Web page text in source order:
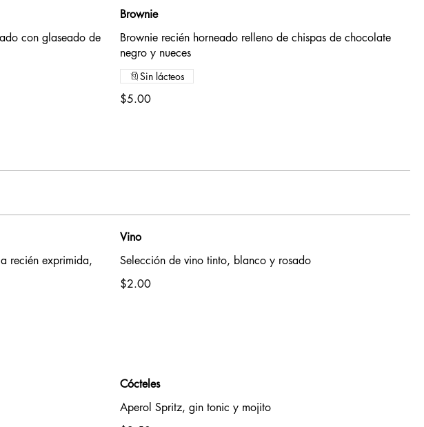
con glaseado de
Brownie
Brownie recién horneado relleno de chispas de chocolate
negro y nueces
$5.00
Sin lácteos
recién exprimida,
Vino
Selección de vino tinto, blanco y rosado
$2.00
Cócteles
Aperol Spritz, gin tonic y mojito